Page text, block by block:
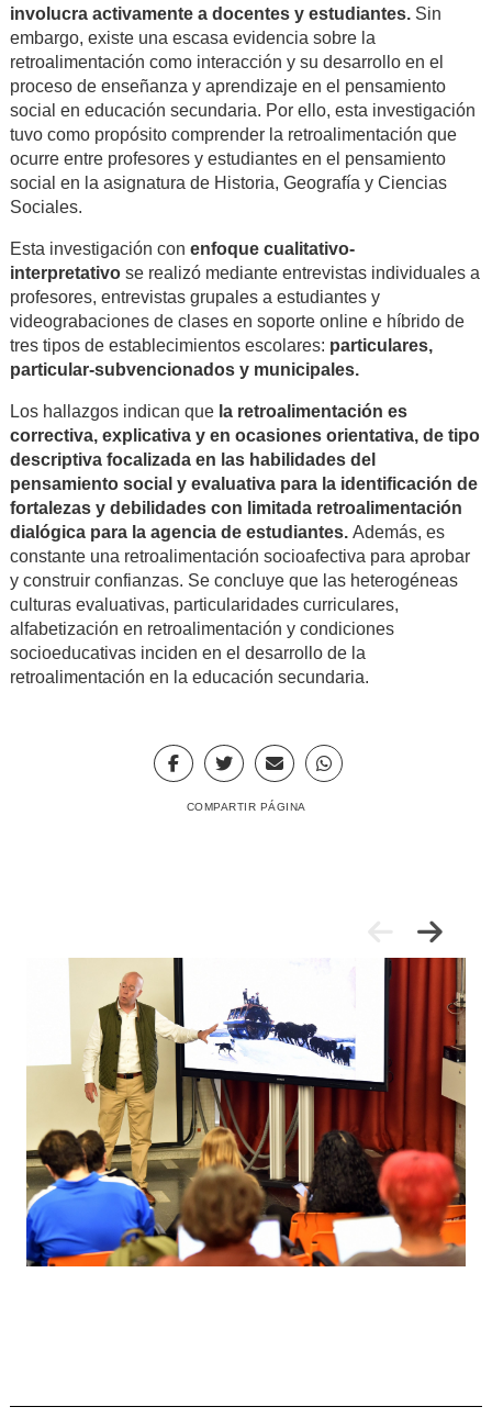
involucra activamente a docentes y estudiantes.Sin
embargo, existe una escasa evidencia sobre la
retroalimentación como interacción y su desarrollo en el
proceso de enseñanza y aprendizaje en el pensamiento
social en educación secundaria. Por ello, esta investigación
tuvo como propósito comprender la retroalimentación que
ocurre entre profesores y estudiantes en el pensamiento
social en la asignatura de Historia, Geografía y Ciencias
Sociales.
Esta investigación con enfoque cualitativo-
interpretativose realizó mediante entrevistas individuales a
profesores, entrevistas grupales a estudiantes y
videograbaciones de clases en soporte online e híbrido de
tres tipos de establecimientos escolares: particulares,
particular-subvencionados y municipales.
Los hallazgos indican que la retroalimentación es
correctiva, explicativa y en ocasiones orientativa, de tipo
descriptiva focalizada en las habilidades del
pensamiento social y evaluativa para la identificación de
fortalezas y debilidades con limitada retroalimentación
dialógica para la agencia de estudiantes.Además, es
constante una retroalimentación socioafectiva para aprobar
y construir confianzas. Se concluye que las heterogéneas
culturas evaluativas, particularidades curriculares,
alfabetización en retroalimentación y condiciones
socioeducativas inciden en el desarrollo de la
retroalimentación en la educación secundaria.
COMPARTIR PÁGINA